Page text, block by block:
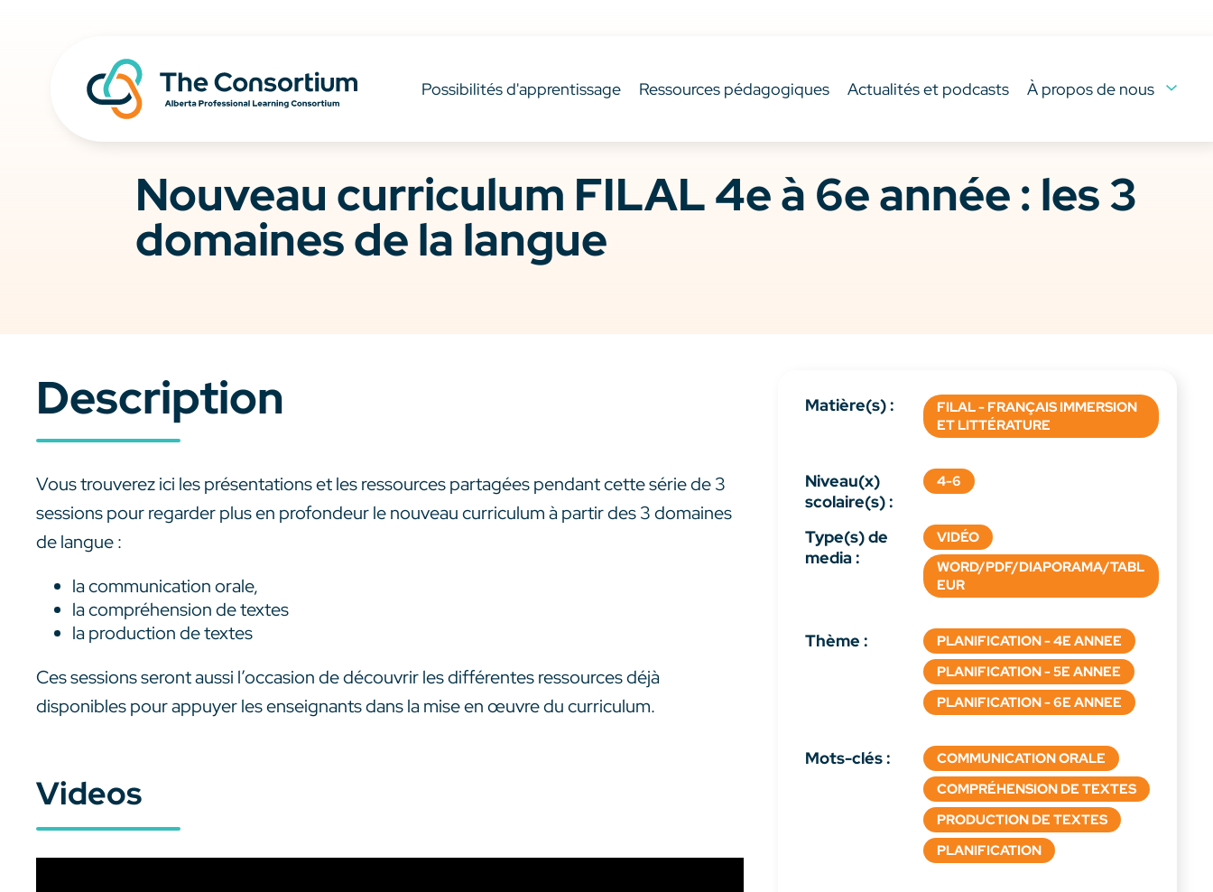
Possibilités d'apprentissage Ressources pédagogiques Actualités et podcasts À propos de nous
Nouveau curriculum FILAL 4e à 6e année : les 3
domaines de la langue
Description
Vous trouverez ici les présentations et les ressources partagées pendant cette série de 3
sessions pour regarder plus en profondeur le nouveau curriculum à partir des 3 domaines
de langue :
la communication orale,
la compréhension de textes
la production de textes
Ces sessions seront aussi l’occasion de découvrir les différentes ressources déjà
disponibles pour appuyer les enseignants dans la mise en œuvre du curriculum.
Videos
Matière(s) :
FILAL - FRANÇAIS IMMERSION
ET LITTÉRATURE
Niveau(x)
scolaire(s) :
4-6
Type(s) de
media :
VIDÉO
WORD/PDF/DIAPORAMA/TABL
EUR
Thème :
PLANIFICATION - 4E ANNEE
PLANIFICATION - 5E ANNEE
PLANIFICATION - 6E ANNEE
Mots-clés :
COMMUNICATION ORALE
COMPRÉHENSION DE TEXTES
PRODUCTION DE TEXTES
PLANIFICATION